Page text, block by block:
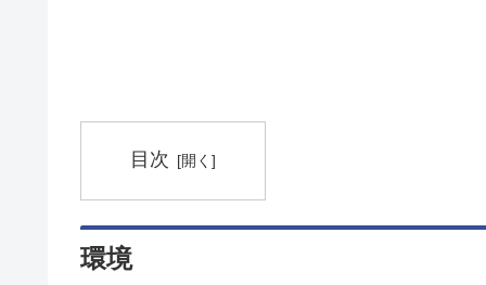
目次
環境